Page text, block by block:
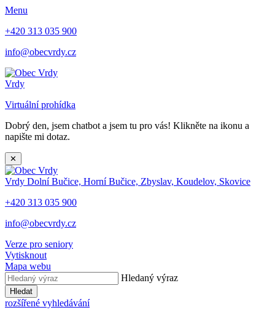
Menu
+420 313 035 900
info@obecvrdy.cz
Vrdy
Virtuální prohídka
Dobrý den, jsem chatbot a jsem tu pro vás! Klikněte na ikonu a
napište mi dotaz.
✕
Vrdy Dolní Bučice, Horní Bučice, Zbyslav, Koudelov, Skovice
+420 313 035 900
info@obecvrdy.cz
Verze pro seniory
Vytisknout
Mapa webu
Hledaný výraz
Hledat
rozšířené vyhledávání